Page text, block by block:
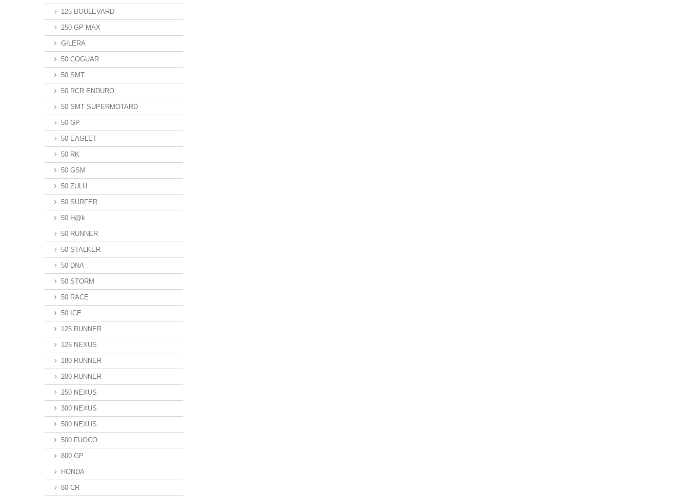
125 BOULEVARD
250 GP MAX
GILERA
50 COGUAR
50 SMT
50 RCR ENDURO
50 SMT SUPERMOTARD
50 GP
50 EAGLET
50 RK
50 GSM
50 ZULU
50 SURFER
50 H@k
50 RUNNER
50 STALKER
50 DNA
50 STORM
50 RACE
50 ICE
125 RUNNER
125 NEXUS
180 RUNNER
200 RUNNER
250 NEXUS
300 NEXUS
500 NEXUS
500 FUOCO
800 GP
HONDA
80 CR